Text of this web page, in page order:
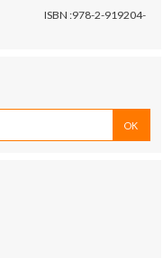
ISBN :978-2-919204-